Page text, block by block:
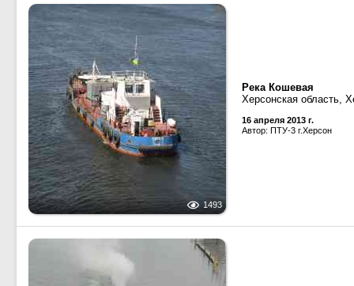
1493
Река Кошевая
Херсонская область,
16 апреля 2013 г.
Автор: ПТУ-3 г.Херсон